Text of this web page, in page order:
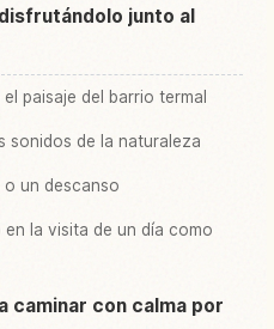
junto al
paisaje del barrio termal
sonidos de la naturaleza
o un descanso
en la visita de un día como
caminar con calma por